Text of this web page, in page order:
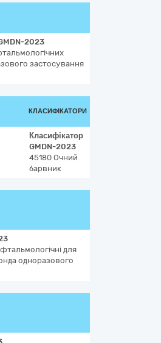
2023
застосування
КЛАСИФІКАТОРИ
Класифікатор
GMDN-2023
45180 Очний
барвник
для
одноразового